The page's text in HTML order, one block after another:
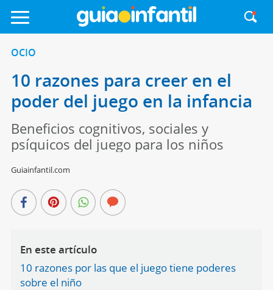
OCIO
10 razones para creer en el
poder del juego en la infancia
Beneficios cognitivos, sociales y
psíquicos del juego para los niños
Guiainfantil.com
En este artículo
10 razones por las que el juego tiene poderes
sobre el niño